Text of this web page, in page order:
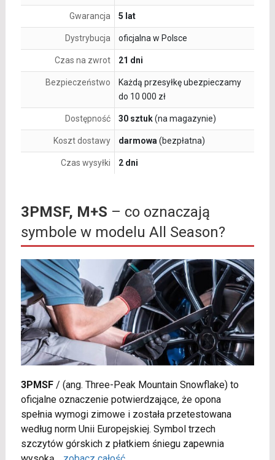
Gwarancja 5 lat
Dystrybucja oficjalna w Polsce
Czas na zwrot 21 dni
Bezpieczeństwo
Każdą przesyłkę ubezpieczamy
do 10 000 zł
Dostępność 30 sztuk(na magazynie)
Koszt dostawy darmowa (bezpłatna)
Czas wysyłki 2 dni
3PMSF, M+S – co oznaczają
symbole w modelu All Season?
3PMSF/ (ang. Three-Peak Mountain Snowflake) to
oficjalne oznaczenie potwierdzające, że opona
spełnia wymogi zimowe i została przetestowana
według norm Unii Europejskiej. Symbol trzech
szczytów górskich z płatkiem śniegu zapewnia